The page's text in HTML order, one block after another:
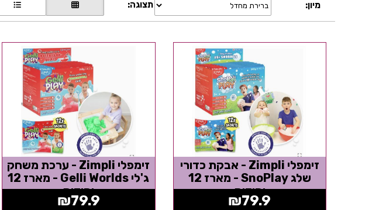
מיון: תצוגה:
זימפלי Zimpli - אבקת כדורי
שלג SnoPlay - מארז 12
יחידות
₪79.9
זימפלי Zimpli - ערכת משחק
ג'לי Gelli Worlds - מארז 12
יחידות
₪79.9